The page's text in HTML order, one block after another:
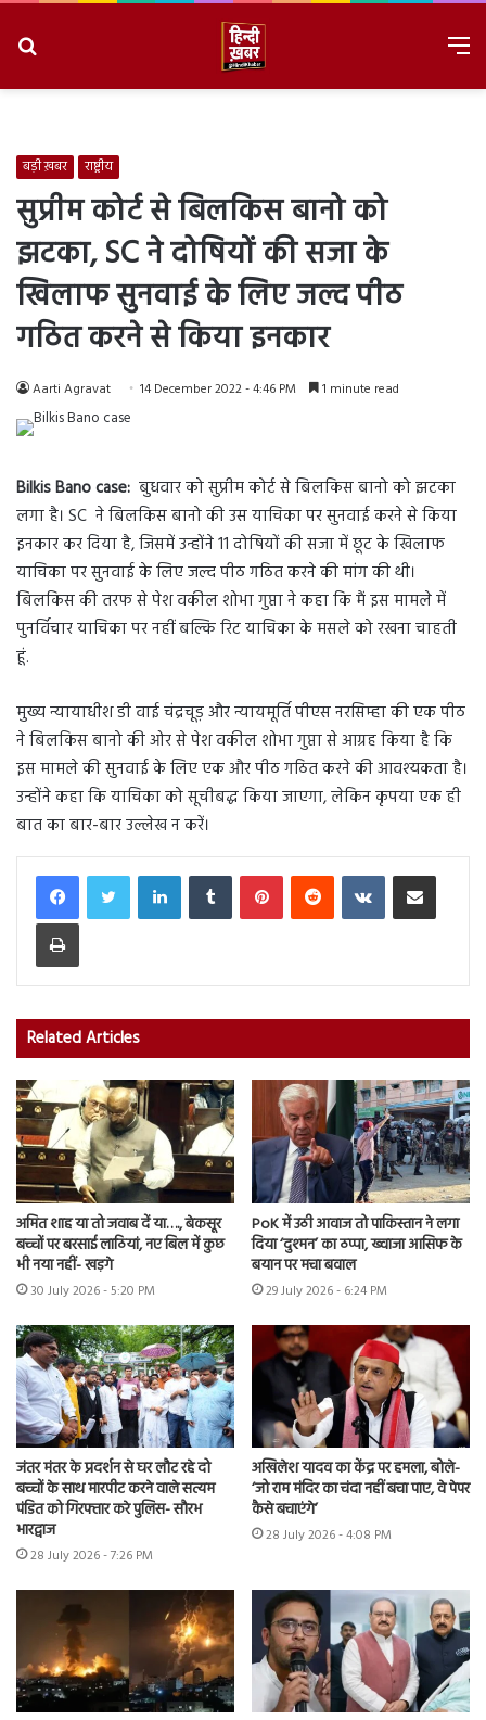
बड़ी ख़बर राष्ट्रीय
सुप्रीम कोर्ट से बिलकिस बानो को
झटका, SC ने दोषियों की सजा के
खिलाफ सुनवाई के लिए जल्द पीठ
गठित करने से किया इनकार
Aarti Agravat 14 December 2022 - 4:46 PM 1 minute read
Bilkis Bano case: बुधवार को सुप्रीम कोर्ट से बिलकिस बानो को झटका
लगा है। SC ने बिलकिस बानो की उस याचिका पर सुनवाई करने से किया
इनकार कर दिया है, जिसमें उन्होंने 11 दोषियों की सजा में छूट के खिलाफ
याचिका पर सुनवाई के लिए जल्द पीठ गठित करने की मांग की थी।
बिलकिस की तरफ से पेश वकील शोभा गुप्ता ने कहा कि मैं इस मामले में
पुनर्विचार याचिका पर नहीं बल्कि रिट याचिका के मसले को रखना चाहती
हूं.
मुख्य न्यायाधीश डी वाई चंद्रचूड़ और न्यायमूर्ति पीएस नरसिम्हा की एक पीठ
ने बिलकिस बानो की ओर से पेश वकील शोभा गुप्ता से आग्रह किया है कि
इस मामले की सुनवाई के लिए एक और पीठ गठित करने की आवश्यकता है।
उन्होंने कहा कि याचिका को सूचीबद्ध किया जाएगा, लेकिन कृपया एक ही
बात का बार-बार उल्लेख न करें।
LinkedInTumblr PinterestReddit VKontakteShare via Email
Print
Related Articles
अमित शाह या तो जवाब दें या…., बेकसूर
बच्चों पर बरसाई लाठियां, नए बिल में कुछ
भी नया नहीं- खड़गे
30 July 2026 - 5:20 PM
PoK में उठी आवाज तो पाकिस्तान ने लगा
दिया ‘दुश्मन’ का ठप्पा, ख्वाजा आसिफ के
बयान पर मचा बवाल
29 July 2026 - 6:24 PM
जंतर मंतर के प्रदर्शन से घर लौट रहे दो
बच्चों के साथ मारपीट करने वाले सत्यम
पंडित को गिरफ्तार करे पुलिस- सौरभ
भारद्वाज
28 July 2026 - 7:26 PM
अखिलेश यादव का केंद्र पर हमला, बोले-
‘जो राम मंदिर का चंदा नहीं बचा पाए, वे पेपर
कैसे बचाएंगे’
28 July 2026 - 4:08 PM